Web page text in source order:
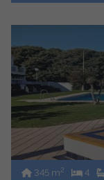
345 m2 4